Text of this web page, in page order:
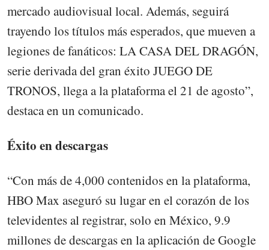
mercado audiovisual local. Además, seguirá
trayendo los títulos más esperados, que mueven a
legiones de fanáticos: LA CASA DEL DRAGÓN,
serie derivada del gran éxito JUEGO DE
TRONOS, llega a la plataforma el 21 de agosto”,
destaca en un comunicado.
Éxito en descargas
“Con más de 4,000 contenidos en la plataforma,
HBO Max aseguró su lugar en el corazón de los
televidentes al registrar, solo en México, 9.9
millones de descargas en la aplicación de Google